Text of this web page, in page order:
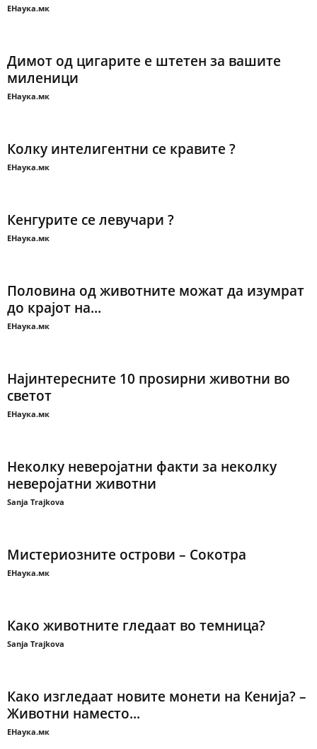
ЕНаука.мк
Димот од цигарите е штетен за вашите
миленици
ЕНаука.мк
Колку интелигентни се кравите ?
ЕНаука.мк
Кенгурите се левучари ?
ЕНаука.мк
Половина од животните можат да изумрат
до крајот на...
ЕНаука.мк
Најинтересните 10 проѕирни животни во
светот
ЕНаука.мк
Неколку неверојатни факти за неколку
неверојатни животни
Sanja Trajkova
Мистериозните острови – Сокотра
ЕНаука.мк
Како животните гледаат во темница?
Sanja Trajkova
Како изгледаат новите монети на Кенија? –
Животни наместо...
ЕНаука.мк